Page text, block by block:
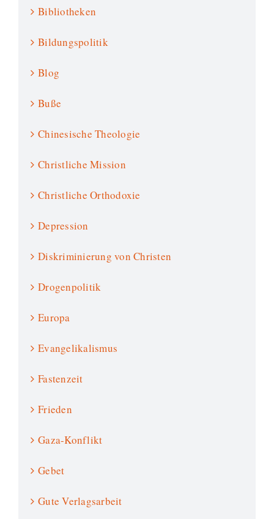
Bibliotheken
Bildungspolitik
Blog
Buße
Chinesische Theologie
Christliche Mission
Christliche Orthodoxie
Depression
Diskriminierung von Christen
Drogenpolitik
Europa
Evangelikalismus
Fastenzeit
Frieden
Gaza-Konflikt
Gebet
Gute Verlagsarbeit